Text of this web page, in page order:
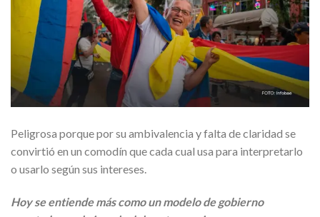
Peligrosa porque por su ambivalencia y falta de claridad se
convirtió en un comodín que cada cual usa para interpretarlo
o usarlo según sus intereses.
Hoy se entiende más como un modelo de gobierno